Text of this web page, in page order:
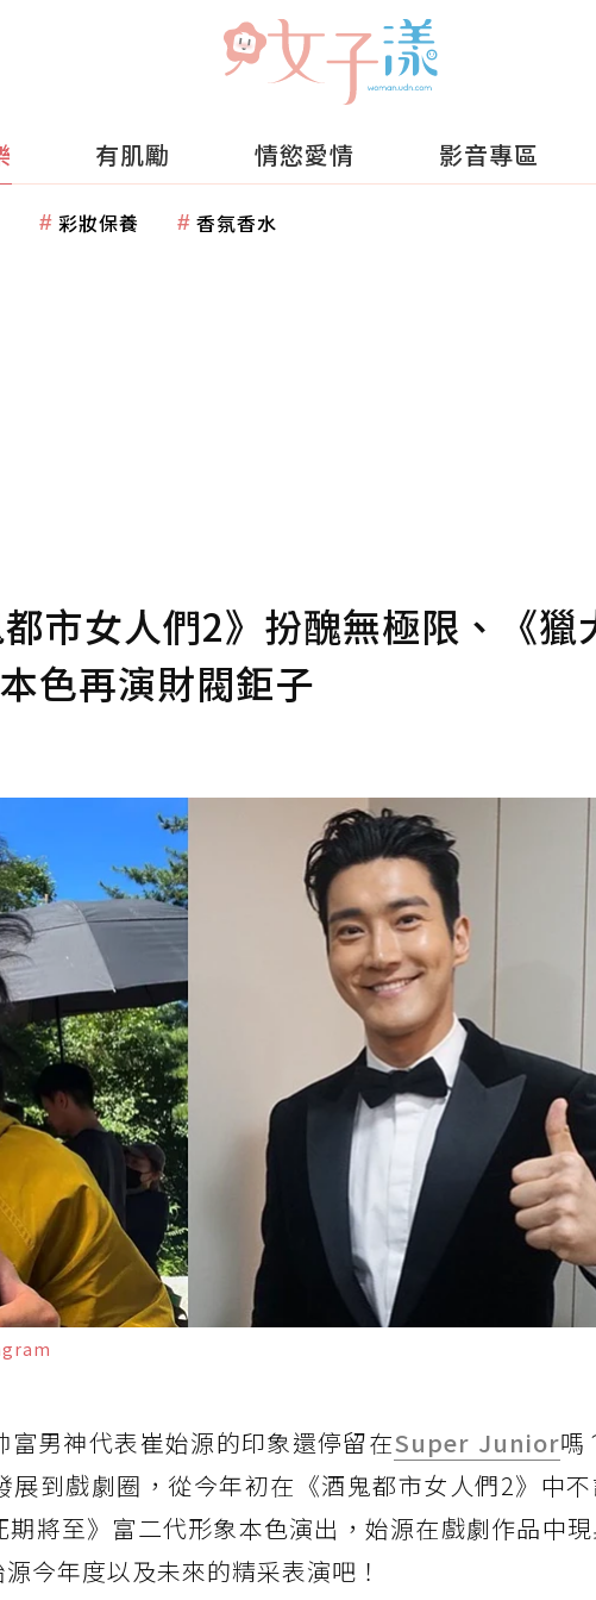
有肌勵 情慾愛情 影音專區
彩妝保養 香氛香水
市女人們2》扮醜無極限、《獵
色再演財閥鉅子
男神代表崔始源的印象還停留在Super Junior嗎
展到戲劇圈，從今年初在《酒鬼都市女人們2》中
將至》富二代形象本色演出，始源在戲劇作品中
今年度以及未來的精采表演吧！